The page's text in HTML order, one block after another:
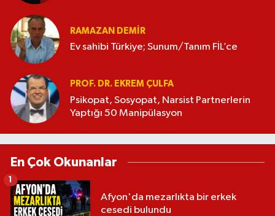
RAMAZAN DEMİR
Ev sahibi Türkiye; Sunum/Tanım FİL’ce
PROF. DR. EKREM ÇULFA
Psikopat, Sosyopat, Narsist Partnerlerin
Yaptığı 50 Manipülasyon
En Çok Okunanlar
Afyon'da mezarlıkta bir erkek
cesedi bulundu
1